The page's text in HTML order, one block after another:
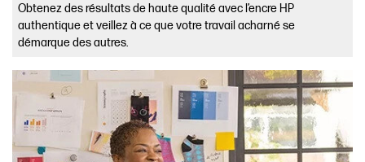
Obtenez des résultats de haute qualité avec l’encre HP
authentique et veillez à ce que votre travail acharné se
démarque des autres.